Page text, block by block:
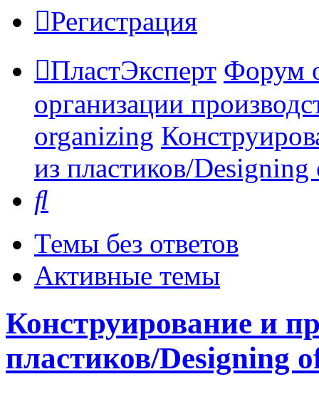
Регистрация
ПластЭксперт Форум
организации
organizing
из пластиков/
Темы без ответов
Активные темы
Конструирование и
пластиков/Designing